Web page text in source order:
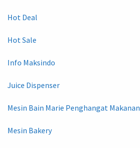
Hot Deal
Hot Sale
Info Maksindo
Juice Dispenser
Mesin Bain Marie Penghangat Makanan
Mesin Bakery